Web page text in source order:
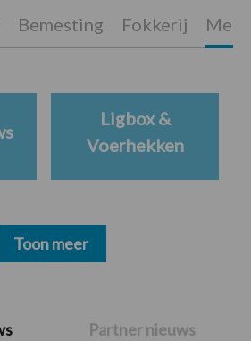
Partner nieuws
Bemesting Fokkerij
Ligbox &
Voerhekken
Toon meer